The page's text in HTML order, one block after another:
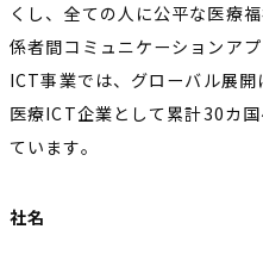
くし、全ての人に公平な医療
係者間コミュニケーションア
ICT事業では、グローバル展
医療ICT企業として累計30カ
ています。
社名